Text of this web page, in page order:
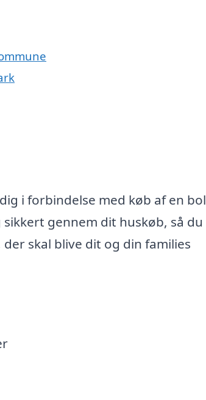
i forbindelse med køb af en
gennem dit huskøb, så du
skal blive dit og din families